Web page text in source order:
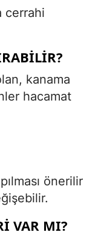
cerrahi
kanama
hacamat
önerilir
VAR MI?